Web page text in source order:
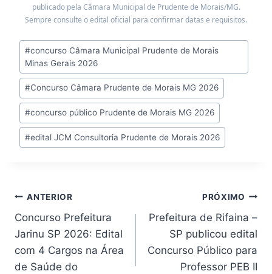
publicado pela Câmara Municipal de Prudente de Morais/MG.
Sempre consulte o edital oficial para confirmar datas e requisitos.
Tags
do
Post:
#concurso Câmara Municipal Prudente de Morais
Minas Gerais 2026
#Concurso Câmara Prudente de Morais MG 2026
#concurso público Prudente de Morais MG 2026
#edital JCM Consultoria Prudente de Morais 2026
Navegação
de
Post
ANTERIOR
Concurso Prefeitura
Jarinu SP 2026: Edital
com 4 Cargos na Área
de Saúde do
PRÓXIMO
Prefeitura de Rifaina –
SP publicou edital
Concurso Público para
Professor PEB II